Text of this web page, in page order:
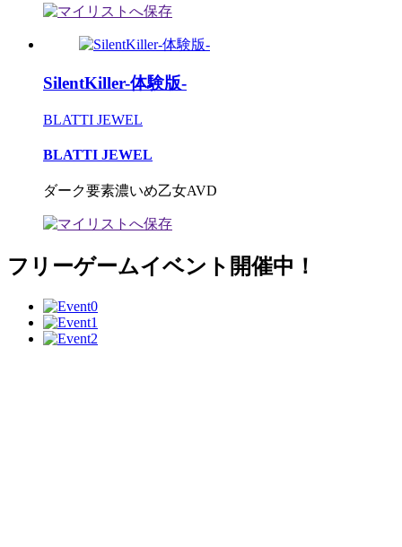
SilentKiller-体験版-
BLATTI JEWEL
BLATTI JEWEL
ダーク要素濃いめ乙女AVD
フリーゲームイベント開催中！